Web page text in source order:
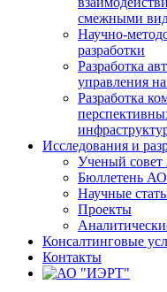
смежными
Научно-
разработки
Разработка
управления
Разработка
Исследования и
Ученый
Бюллетень
Научные
Проекты
Консалтинговые
Контакты